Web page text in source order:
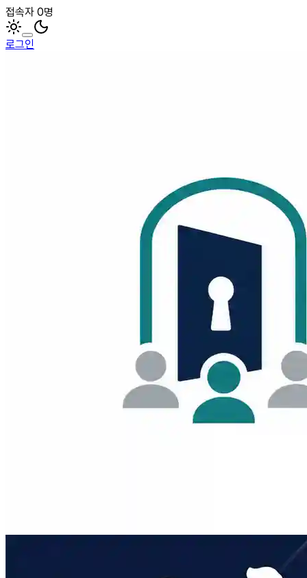
접속자 0명
로그인